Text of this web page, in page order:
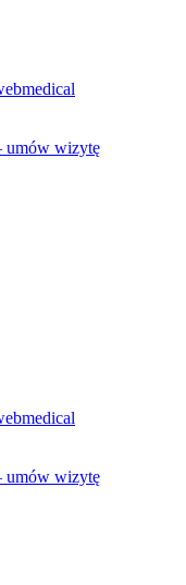
umów wizytę
umów wizytę